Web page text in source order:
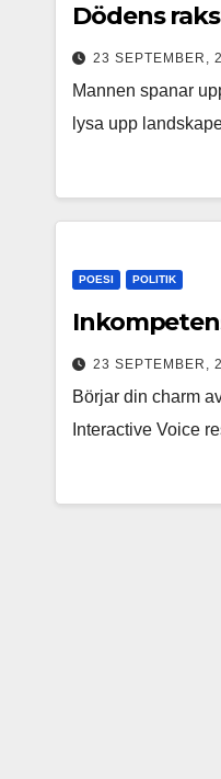
Dödens
23 SEPTEMBER,
Mannen spanar
lysa upp
POESI POLITIK
23 SEPTEMBER,
Börjar din charm
Interactive Voice